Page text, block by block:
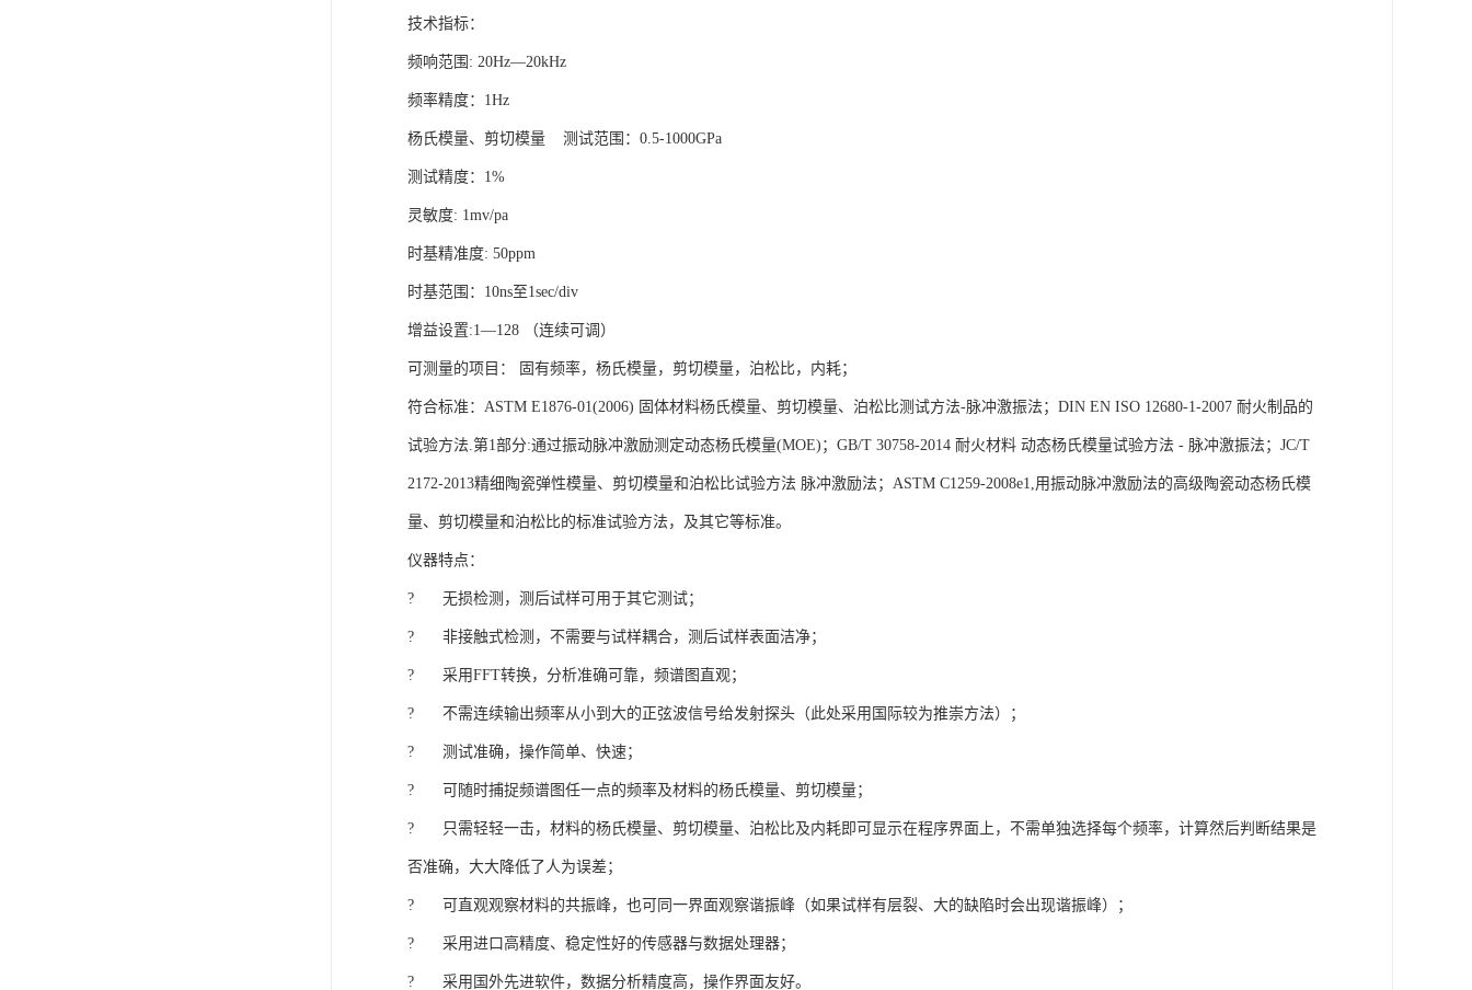
技术指标：
频响范围: 20Hz—20kHz
频率精度：1Hz
杨氏模量、剪切模量    测试范围：0.5-1000GPa
测试精度：1%
灵敏度: 1mv/pa
时基精准度: 50ppm
时基范围：10ns至1sec/div
增益设置:1—128 （连续可调）
可测量的项目： 固有频率，杨氏模量，剪切模量，泊松比，内耗；
符合标准：ASTM E1876-01(2006) 固体材料杨氏模量、剪切模量、泊松比测试方法-脉冲激振法；DIN EN ISO 12680-1-2007 耐火制品的
试验方法.第1部分:通过振动脉冲激励测定动态杨氏模量(MOE)；GB/T 30758-2014 耐火材料 动态杨氏模量试验方法 - 脉冲激振法；JC/T
2172-2013精细陶瓷弹性模量、剪切模量和泊松比试验方法 脉冲激励法；ASTM C1259-2008e1,用振动脉冲激励法的高级陶瓷动态杨氏模
量、剪切模量和泊松比的标准试验方法，及其它等标准。
仪器特点：
?	无损检测，测后试样可用于其它测试；
?	非接触式检测，不需要与试样耦合，测后试样表面洁净；
?	采用FFT转换，分析准确可靠，频谱图直观；
?	不需连续输出频率从小到大的正弦波信号给发射探头（此处采用国际较为推崇方法）；
?	测试准确，操作简单、快速；
?	可随时捕捉频谱图任一点的频率及材料的杨氏模量、剪切模量；
?	只需轻轻一击，材料的杨氏模量、剪切模量、泊松比及内耗即可显示在程序界面上，不需单独选择每个频率，计算然后判断结果是
否准确，大大降低了人为误差；
?	可直观观察材料的共振峰，也可同一界面观察谐振峰（如果试样有层裂、大的缺陷时会出现谐振峰）；
?	采用进口高精度、稳定性好的传感器与数据处理器；